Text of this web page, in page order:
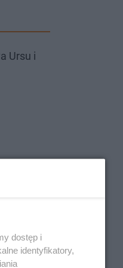
Ursu i
dostęp i
identyfikatory,